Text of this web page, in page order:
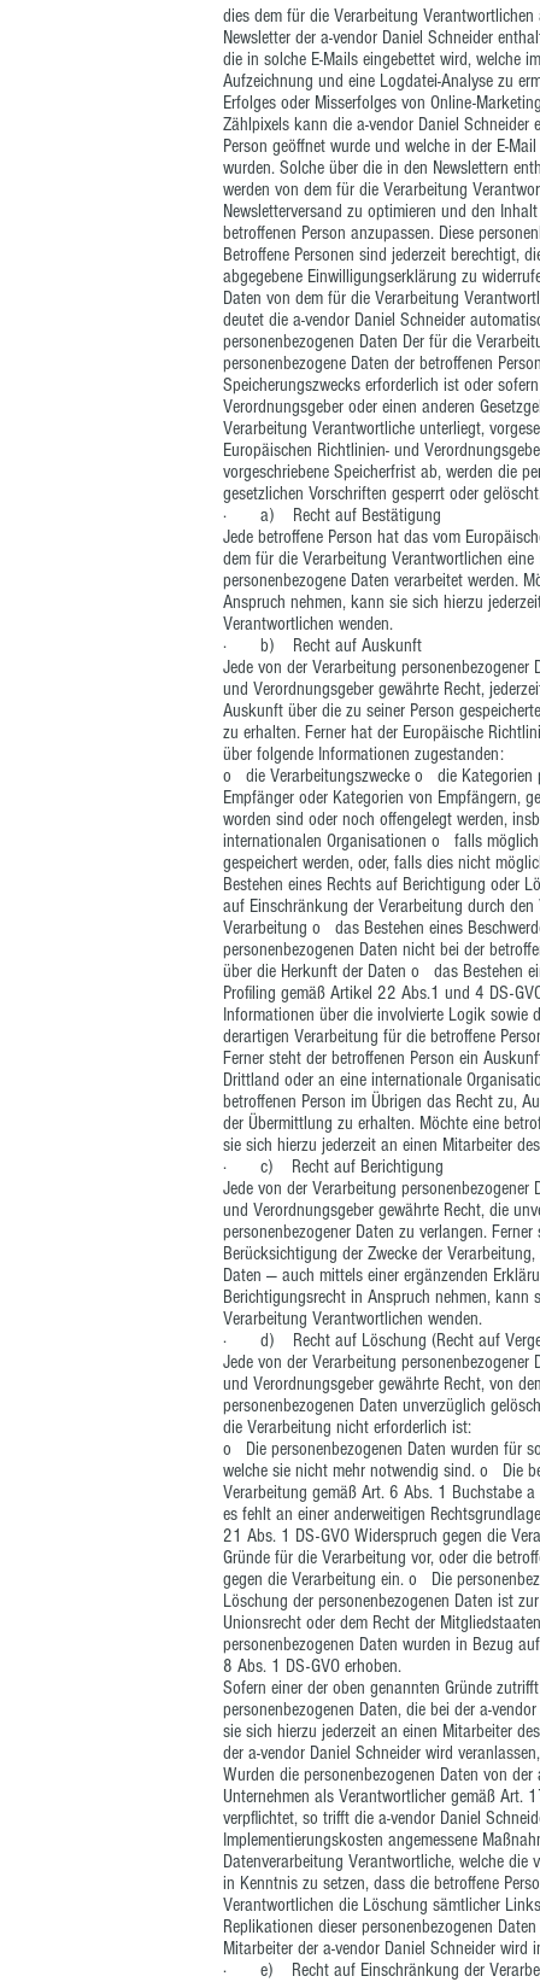
· a) Recht auf Bestätigung
Jede betroffene Person hat das vom
dem für die Verarbeitung Verantwortlichen
personenbezogene Daten verarbeitet werden.
Anspruch nehmen, kann sie sich hierzu
Verantwortlichen wenden.
· b) Recht auf Auskunft
Jede von der Verarbeitung
und Verordnungsgeber gewährte Recht,
Auskunft über die zu seiner Person
zu erhalten. Ferner hat der Europäische
über folgende Informationen zugestanden:
o die Verarbeitungszwecke o die Kategorien
Empfänger oder Kategorien von Empfängern,
worden sind oder noch offengelegt werden,
internationalen Organisationen o falls möglich
gespeichert werden, oder, falls dies nicht
Bestehen eines Rechts auf Berichtigung oder
auf Einschränkung der Verarbeitung durch
Verarbeitung o das Bestehen eines
personenbezogenen Daten nicht bei der
über die Herkunft der Daten o das Bestehen
Profiling gemäß Artikel 22 Abs.1 und 4 DS-
Informationen über die involvierte Logik sowie
derartigen Verarbeitung für die betroffene
Ferner steht der betroffenen Person ein
Drittland oder an eine internationale
betroffenen Person im Übrigen das Recht zu,
der Übermittlung zu erhalten. Möchte eine
sie sich hierzu jederzeit an einen Mitarbeiter
· c) Recht auf Berichtigung
Jede von der Verarbeitung
und Verordnungsgeber gewährte Recht, die
personenbezogener Daten zu verlangen.
Berücksichtigung der Zwecke der
Daten — auch mittels einer ergänzenden
Berichtigungsrecht in Anspruch nehmen, kann
Verarbeitung Verantwortlichen wenden.
· d) Recht auf Löschung (Recht auf
Jede von der Verarbeitung
und Verordnungsgeber gewährte Recht, von
personenbezogenen Daten unverzüglich
die Verarbeitung nicht erforderlich ist:
o Die personenbezogenen Daten wurden für
welche sie nicht mehr notwendig sind. o Die
Verarbeitung gemäß Art. 6 Abs. 1 Buchstabe
es fehlt an einer anderweitigen
21 Abs. 1 DS-GVO Widerspruch gegen die
Gründe für die Verarbeitung vor, oder die
gegen die Verarbeitung ein. o Die
Löschung der personenbezogenen Daten ist
Unionsrecht oder dem Recht der
personenbezogenen Daten wurden in Bezug
8 Abs. 1 DS-GVO erhoben.
Sofern einer der oben genannten Gründe
personenbezogenen Daten, die bei der a-
sie sich hierzu jederzeit an einen Mitarbeiter
der a-vendor Daniel Schneider wird
Wurden die personenbezogenen Daten von
Unternehmen als Verantwortlicher gemäß Art.
verpflichtet, so trifft die a-vendor Daniel
Implementierungskosten angemessene
Datenverarbeitung Verantwortliche, welche die
in Kenntnis zu setzen, dass die betroffene
Verantwortlichen die Löschung sämtlicher
Replikationen dieser personenbezogenen
Mitarbeiter der a-vendor Daniel Schneider
· e) Recht auf Einschränkung der